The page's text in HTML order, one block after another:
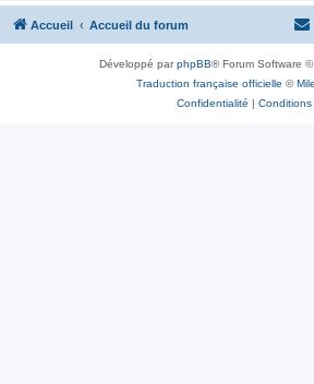
Accueil Accueil du forum
Développé parphpBB® Forum Software
Traduction française officielle ©
Confidentialité | Conditions